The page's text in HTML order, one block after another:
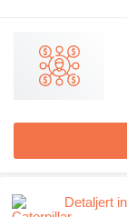
Detaljert